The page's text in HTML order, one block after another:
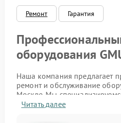
Ремонт Гарантия
оборудования
Наша компания предлагает
ремонт и обслуживание
Москве. Мы
источников бесперебойного
Читать далее